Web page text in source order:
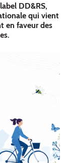
DD&RS,
qui vient
en faveur des